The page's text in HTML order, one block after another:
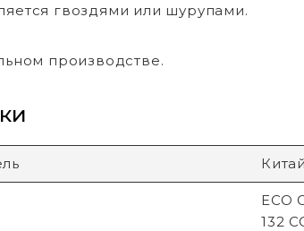
гвоздями или шурупами.
производстве.
ECO
132